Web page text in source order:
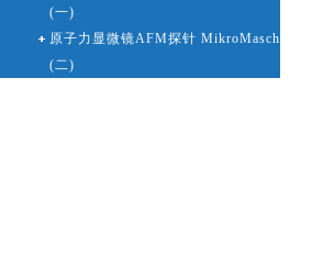
(一)
原子力显微镜AFM探针 MikroMasch
(二)